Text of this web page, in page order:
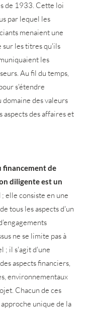
de 1933. Cette loi
par lequel les
menaient une
les titres qu'ils
les
Au fil du temps,
s'étendre
domaine des valeurs
aspects des affaires et
financement de
diligente est un
; elle consiste en une
tous les aspects d'un
ne se limite pas à
; il s'agit d'une
aspects financiers,
environnementaux
Chacun de ces
unique de la